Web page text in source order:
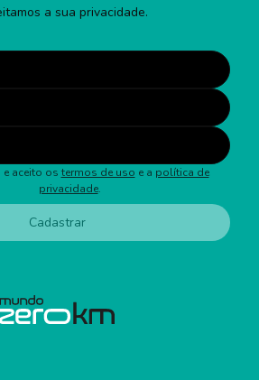
a sua privacidade.
aceito os termos de uso e a política de
privacidade.
Cadastrar